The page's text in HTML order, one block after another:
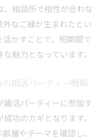
相談所で相性が合わな
なご縁が生まれたとい
かすことで、短期間で
魅力となっています。
婚活パーティー戦略
活パーティーに参加す
功のカギとなります。
層やテーマを確認し、